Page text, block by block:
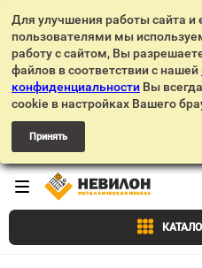
Для улучшения работы сайта и
пользователями мы
работу с сайтом, Вы
файлов в соответствии с нашей
конфиденциальности Вы
cookie в настройках Вашего
Принять